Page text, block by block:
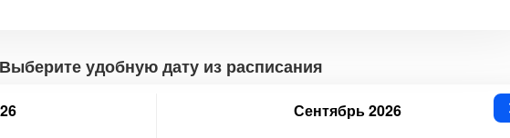
Выберите удобную дату из расписания
Сентябрь 2026